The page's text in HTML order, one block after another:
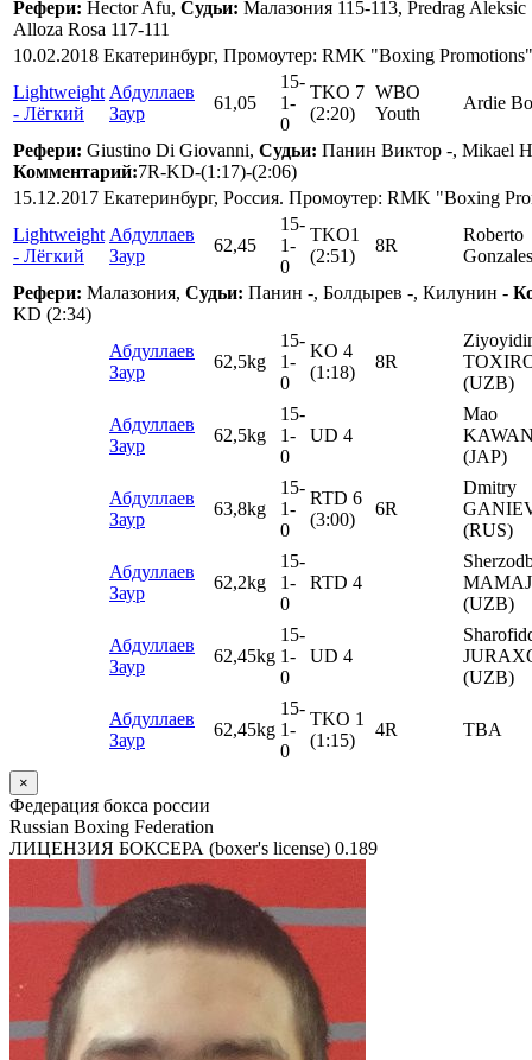
Рефери: Hector Afu, Судьи: Малазония 115-113, Predrag Aleksic
Alloza Rosa 117-111
10.02.2018 Екатеринбург, Промоутер: RMK "Boxing
Lightweight
- Лёгкий
Абдуллаев
Заур
61,05
15-
1-
0
TKO 7
(2:20)
WBO
Youth
Ardie
Рефери: Giustino Di Giovanni, Судьи: Панин Виктор -, Mikael
Комментарий:7R-KD-(1:17)-(2:06)
15.12.2017 Екатеринбург, Россия. Промоутер: RMK "Boxing
Lightweight
- Лёгкий
Абдуллаев
Заур
62,45
15-
1-
0
TKO1
(2:51)
8R
Roberto
Gonzales
Рефери: Малазония, Судьи: Панин -, Болдырев -, Килунин -
KD (2:34)
Абдуллаев
Заур
62,5kg
15-
1-
0
KO 4
(1:18)
8R
(UZB)
Абдуллаев
Заур
62,5kg
15-
1-
0
UD 4
Mao
(JAP)
Абдуллаев
Заур
63,8kg
15-
1-
0
RTD 6
(3:00)
6R
Dmitry
(RUS)
Абдуллаев
Заур
62,2kg
15-
1-
0
RTD 4
(UZB)
Абдуллаев
Заур
62,45kg
15-
1-
0
UD 4
(UZB)
Абдуллаев
Заур
62,45kg
15-
1-
0
TKO 1
(1:15)
4R TBA
×
Федерация бокса россии
Russian Boxing Federation
ЛИЦЕНЗИЯ БОКСЕРА (boxer's license) 0.189